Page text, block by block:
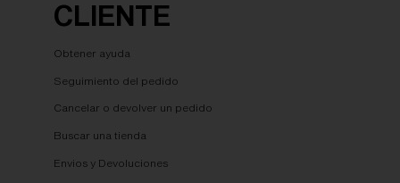
CLIENTE
Obtener ayuda
Seguimiento del pedido
Cancelar o devolver un pedido
Buscar una tienda
Envios y Devoluciones